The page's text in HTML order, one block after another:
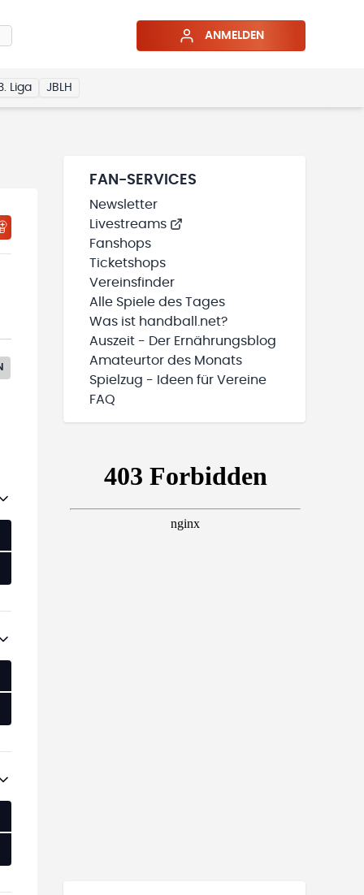
ANMELDEN
Liga JBLH
FAN-SERVICES
Newsletter
Livestreams
Fanshops
Ticketshops
Vereinsfinder
Alle Spiele des Tages
Was ist handball.net?
Auszeit - Der Ernährungsblog
Amateurtor des Monats
Spielzug - Ideen für Vereine
FAQ